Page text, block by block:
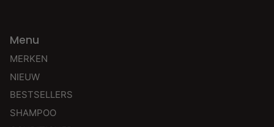
Menu
MERKEN
NIEUW
BESTSELLERS
SHAMPOO